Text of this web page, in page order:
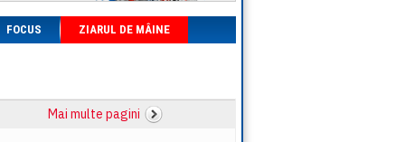
FOCUS ZIARUL DE MÂINE
Mai multe pagini